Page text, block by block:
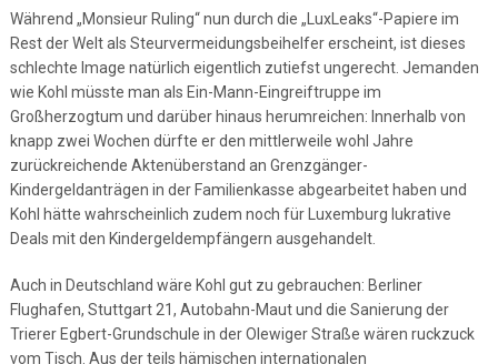
Während „Monsieur Ruling“ nun durch die „LuxLeaks“-Papiere im
Rest der Welt als Steurvermeidungsbeihelfer erscheint, ist dieses
schlechte Image natürlich eigentlich zutiefst ungerecht. Jemanden
wie Kohl müsste man als Ein-Mann-Eingreiftruppe im
Großherzogtum und darüber hinaus herumreichen: Innerhalb von
knapp zwei Wochen dürfte er den mittlerweile wohl Jahre
zurückreichende Aktenüberstand an Grenzgänger-
Kindergeldanträgen in der Familienkasse abgearbeitet haben und
Kohl hätte wahrscheinlich zudem noch für Luxemburg lukrative
Deals mit den Kindergeldempfängern ausgehandelt.
Auch in Deutschland wäre Kohl gut zu gebrauchen: Berliner
Flughafen, Stuttgart 21, Autobahn-Maut und die Sanierung der
Trierer Egbert-Grundschule in der Olewiger Straße wären ruckzuck
vom Tisch. Aus der teils hämischen internationalen